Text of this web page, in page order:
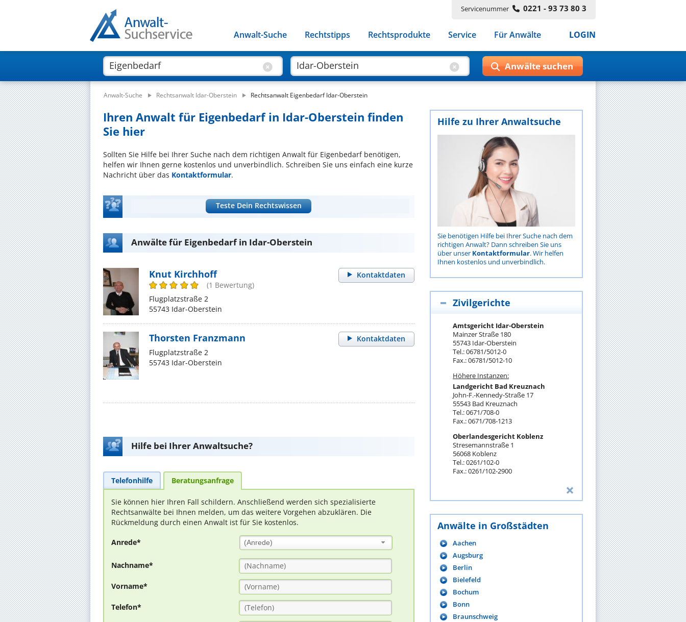
Servicenummer 0221 - 93 73 80 3
Anwalt-Suche Rechtstipps Rechtsprodukte Service Für Anwälte LOGIN
Anwalt-Suche Rechtsanwalt Idar-Oberstein Rechtsanwalt Eigenbedarf Idar-Oberstein
Ihren Anwalt für Eigenbedarf in Idar-Oberstein finden
Sie hier
Sollten Sie Hilfe bei Ihrer Suche nach dem richtigen Anwalt für Eigenbedarf benötigen,
helfen wir Ihnen gerne kostenlos und unverbindlich. Schreiben Sie uns einfach eine kurze
Nachricht über das Kontaktformular.
Teste Dein Rechtswissen
Anwälte für Eigenbedarf in Idar-Oberstein
Kontaktdaten
Knut Kirchhoff
(1 Bewertung)
Flugplatzstraße 2
55743 Idar-Oberstein
Kontaktdaten
Thorsten Franzmann
Flugplatzstraße 2
55743 Idar-Oberstein
Hilfe bei Ihrer Anwaltsuche?
Telefonhilfe Beratungsanfrage
Sie können hier Ihren Fall schildern. Anschließend werden sich spezialisierte
Rechtsanwälte bei Ihnen melden, um das weitere Vorgehen abzuklären. Die
Rückmeldung durch einen Anwalt ist für Sie kostenlos.
Anrede* (Anrede)
Nachname*
Vorname*
Telefon*
Hilfe zu Ihrer Anwaltsuche
Sie benötigen Hilfe bei Ihrer Suche nach dem
richtigen Anwalt? Dann schreiben Sie uns
über unser Kontaktformular. Wir helfen
Ihnen kostenlos und unverbindlich.
Zivilgerichte
Amtsgericht Idar-Oberstein
Mainzer Straße 180
55743 Idar-Oberstein
Tel.: 06781/5012-0
Fax.: 06781/5012-10
Höhere Instanzen:
Landgericht Bad Kreuznach
John-F.-Kennedy-Straße 17
55543 Bad Kreuznach
Tel.: 0671/708-0
Fax.: 0671/708-1213
Oberlandesgericht Koblenz
Stresemannstraße 1
56068 Koblenz
Tel.: 0261/102-0
Fax.: 0261/102-2900
Anwälte in Großstädten
Aachen
Augsburg
Berlin
Bielefeld
Bochum
Bonn
Braunschweig